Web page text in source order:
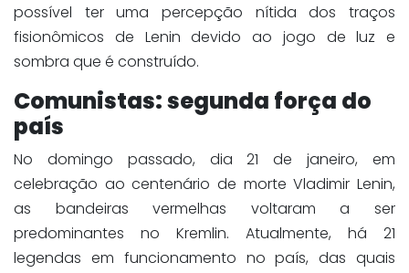
possível ter uma percepção nítida dos traços
fisionômicos de Lenin devido ao jogo de luz e
sombra que é construído.
Comunistas: segunda força do
país
No domingo passado, dia 21 de janeiro, em
celebração ao centenário de morte Vladimir Lenin,
as bandeiras vermelhas voltaram a ser
predominantes no Kremlin. Atualmente, há 21
legendas em funcionamento no país, das quais